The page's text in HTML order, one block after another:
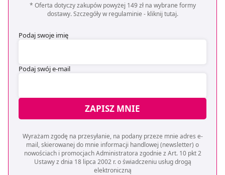
* Oferta dotyczy zakupów powyżej 149 zł na wybrane formy
dostawy. Szczegóły w regulaminie - kliknij tutaj.
Podaj swoje imię
Podaj swój e-mail
ZAPISZ MNIE
Wyrażam zgodę na przesyłanie, na podany przeze mnie adres e-
mail, skierowanej do mnie informacji handlowej (newsletter) o
nowościach i promocjach Administratora zgodnie z Art. 10 pkt 2
Ustawy z dnia 18 lipca 2002 r. o świadczeniu usług drogą
elektroniczną